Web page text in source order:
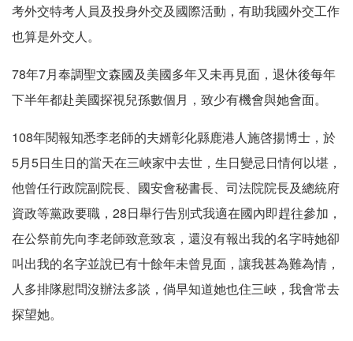
考外交特考人員及投身外交及國際活動，有助我國外交工作
也算是外交人。
78年7月奉調聖文森國及美國多年又未再見面，退休後每年
下半年都赴美國探視兒孫數個月，致少有機會與她會面。
108年閱報知悉李老師的夫婿彰化縣鹿港人施啓揚博士，於
5月5日生日的當天在三峽家中去世，生日變忌日情何以堪，
他曾任行政院副院長、國安會秘書長、司法院院長及總統府
資政等黨政要職，28日舉行告別式我適在國內即趕往參加，
在公祭前先向李老師致意致哀，還沒有報出我的名字時她卻
叫出我的名字並說已有十餘年未曾見面，讓我甚為難為情，
人多排隊慰問沒辦法多談，倘早知道她也住三峽，我會常去
探望她。